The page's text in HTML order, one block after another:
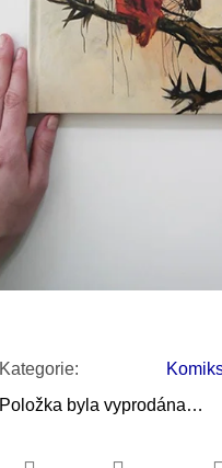
Kategorie:
Položka byla vyprodána…